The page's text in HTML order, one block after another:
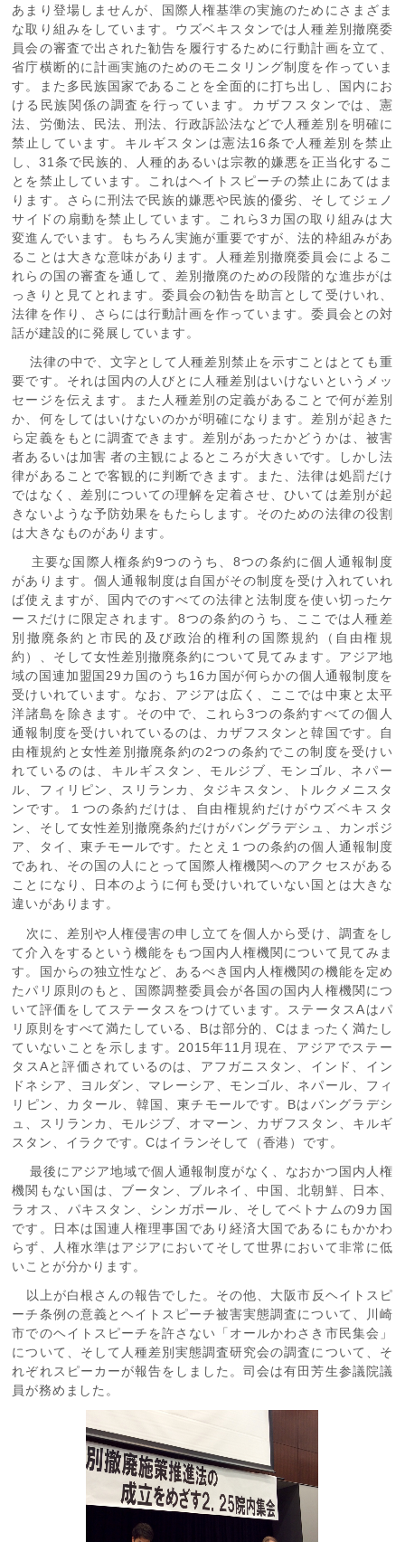
あまり登場しませんが、国際人権基準の実施のためにさまざま
な取り組みをしています。ウズベキスタンでは人種差別撤廃委
員会の審査で出された勧告を履行するために行動計画を立て、
省庁横断的に計画実施のためのモニタリング制度を作っていま
す。また多民族国家であることを全面的に打ち出し、国内にお
ける民族関係の調査を行っています。カザフスタンでは、憲
法、労働法、民法、刑法、行政訴訟法などで人種差別を明確に
禁止しています。キルギスタンは憲法16条で人種差別を禁止
し、31条で民族的、人種的あるいは宗教的嫌悪を正当化するこ
とを禁止しています。これはヘイトスピーチの禁止にあてはま
ります。さらに刑法で民族的嫌悪や民族的優劣、そしてジェノ
サイドの扇動を禁止しています。これら3カ国の取り組みは大
変進んでいます。もちろん実施が重要ですが、法的枠組みがあ
ることは大きな意味があります。人種差別撤廃委員会によるこ
れらの国の審査を通して、差別撤廃のための段階的な進歩がは
っきりと見てとれます。委員会の勧告を助言として受けいれ、
法律を作り、さらには行動計画を作っています。委員会との対
話が建設的に発展しています。
法律の中で、文字として人種差別禁止を示すことはとても重
要です。それは国内の人びとに人種差別はいけないというメッ
セージを伝えます。また人種差別の定義があることで何が差別
か、何をしてはいけないのかが明確になります。差別が起きた
ら定義をもとに調査できます。差別があったかどうかは、被害
者あるいは加害 者の主観によるところが大きいです。しかし法
律があることで客観的に判断できます。また、法律は処罰だけ
ではなく、差別についての理解を定着させ、ひいては差別が起
きないような予防効果をもたらします。そのための法律の役割
は大きなものがあります。
主要な国際人権条約9つのうち、8つの条約に個人通報制度
があります。個人通報制度は自国がその制度を受け入れていれ
ば使えますが、国内でのすべての法律と法制度を使い切ったケ
ースだけに限定されます。8つの条約のうち、ここでは人種差
別撤廃条約と市民的及び政治的権利の国際規約（自由権規
約）、そして女性差別撤廃条約について見てみます。アジア地
域の国連加盟国29カ国のうち16カ国が何らかの個人通報制度を
受けいれています。なお、アジアは広く、ここでは中東と太平
洋諸島を除きます。その中で、これら3つの条約すべての個人
通報制度を受けいれているのは、カザフスタンと韓国です。自
由権規約と女性差別撤廃条約の2つの条約でこの制度を受けい
れているのは、キルギスタン、モルジブ、モンゴル、ネパー
ル、フィリピン、スリランカ、タジキスタン、トルクメニスタ
ンです。１つの条約だけは、自由権規約だけがウズベキスタ
ン、そして女性差別撤廃条約だけがバングラデシュ、カンボジ
ア、タイ、東チモールです。たとえ１つの条約の個人通報制度
であれ、その国の人にとって国際人権機関へのアクセスがある
ことになり、日本のように何も受けいれていない国とは大きな
違いがあります。
次に、差別や人権侵害の申し立てを個人から受け、調査をし
て介入をするという機能をもつ国内人権機関について見てみま
す。国からの独立性など、あるべき国内人権機関の機能を定め
たパリ原則のもと、国際調整委員会が各国の国内人権機関につ
いて評価をしてステータスをつけています。ステータスAはパ
リ原則をすべて満たしている、Bは部分的、Cはまったく満たし
ていないことを示します。2015年11月現在、アジアでステー
タスAと評価されているのは、アフガニスタン、インド、イン
ドネシア、ヨルダン、マレーシア、モンゴル、ネパール、フィ
リピン、カタール、韓国、東チモールです。Bはバングラデシ
ュ、スリランカ、モルジブ、オマーン、カザフスタン、キルギ
スタン、イラクです。Cはイランそして（香港）です。
最後にアジア地域で個人通報制度がなく、なおかつ国内人権
機関もない国は、ブータン、ブルネイ、中国、北朝鮮、日本、
ラオス、パキスタン、シンガポール、そしてベトナムの9カ国
です。日本は国連人権理事国であり経済大国であるにもかかわ
らず、人権水準はアジアにおいてそして世界において非常に低
いことが分かります。
以上が白根さんの報告でした。その他、大阪市反ヘイトスピ
ーチ条例の意義とヘイトスピーチ被害実態調査について、川崎
市でのヘイトスピーチを許さない「オールかわさき市民集会」
について、そして人種差別実態調査研究会の調査について、そ
れぞれスピーカーが報告をしました。司会は有田芳生参議院議
員が務めました。